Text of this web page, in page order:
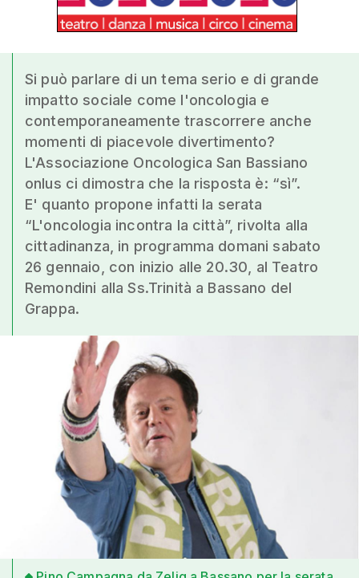
Si può parlare di un tema serio e di grande
impatto sociale come l'oncologia e
contemporaneamente trascorrere anche
momenti di piacevole divertimento?
L'Associazione Oncologica San Bassiano
onlus ci dimostra che la risposta è: “sì”.
E' quanto propone infatti la serata
“L'oncologia incontra la città”, rivolta alla
cittadinanza, in programma domani sabato
26 gennaio, con inizio alle 20.30, al Teatro
Remondini alla Ss.Trinità a Bassano del
Grappa.